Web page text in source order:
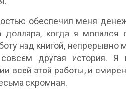
обеспечил меня
доллара, когда я
над книгой,
другая история. Я
всей этой работы, и
скромная.